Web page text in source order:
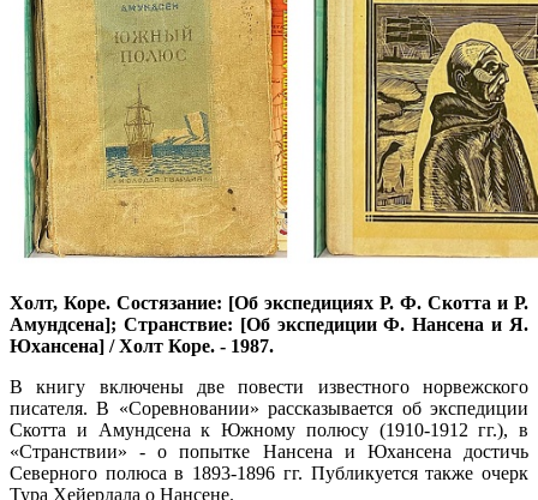
Холт, Коре. Состязание: [Об экспедициях Р. Ф. Скотта и Р.
Амундсена]; Странствие: [Об экспедиции Ф. Нансена и Я.
Юхансена] / Холт Коре. - 1987.
В книгу включены две повести известного норвежского
писателя. В «Соревновании» рассказывается об экспедиции
Скотта и Амундсена к Южному полюсу (1910-1912 гг.), в
«Странствии» - о попытке Нансена и Юхансена достичь
Северного полюса в 1893-1896 гг. Публикуется также очерк
Тура Хейердала о Нансене.